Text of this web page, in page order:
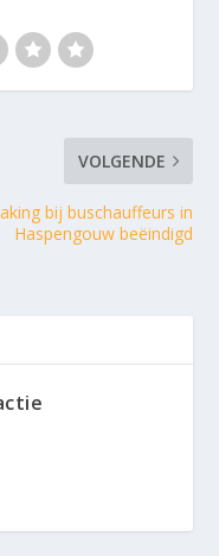
VOLGENDE
bij buschauffeurs in
Haspengouw beëindigd